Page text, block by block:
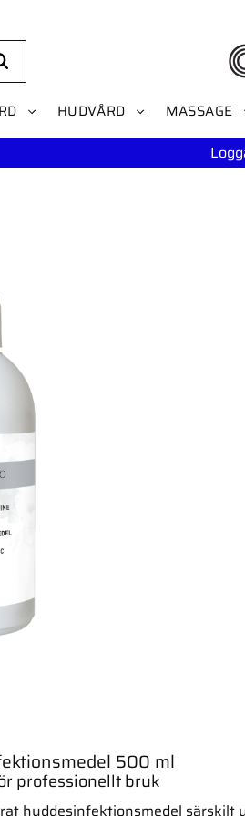
HUDVÅRD MASSAGE
500 ml
professionellt bruk
huddesinfektionsmedel särskilt